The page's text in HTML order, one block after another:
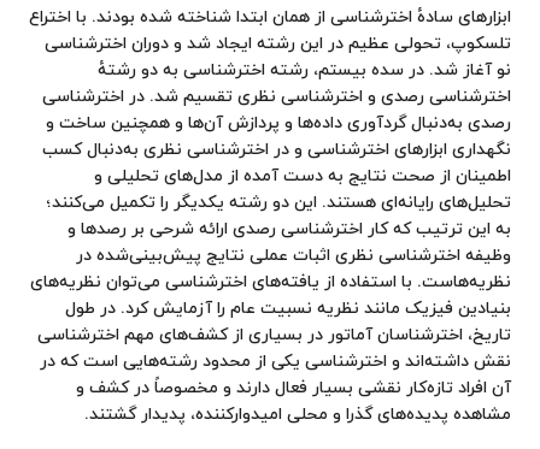
ابزارهای سادهٔ اخترشناسی از همان ابتدا شناخته‌ شده بودند. با اختراع
تلسکوپ، تحولی عظیم در این رشته ایجاد شد و دوران اخترشناسی
نو آغاز شد. در سده بیستم، رشته اخترشناسی به دو رشتهٔ
اخترشناسی رصدی و اخترشناسی نظری تقسیم شد. در اخترشناسی
رصدی به‌دنبال گردآوری داده‌ها و پردازش آن‌ها و همچنین ساخت و
نگهداری ابزارهای اخترشناسی و در اخترشناسی نظری به‌دنبال کسب
اطمینان از صحت نتایج به دست‌ آمده از مدل‌های تحلیلی و
تحلیل‌های رایانه‌ای هستند. این دو رشته یکدیگر را تکمیل می‌کنند؛
به این ترتیب که کار اخترشناسی رصدی ارائه شرحی بر رصدها و
وظیفه اخترشناسی نظری اثبات عملی نتایج پیش‌بینی‌شده در
نظریه‌هاست. با استفاده از یافته‌های اخترشناسی می‌توان نظریه‌های
بنیادین فیزیک مانند نظریه نسبیت عام را آزمایش کرد. در طول
تاریخ، اخترشناسان آماتور در بسیاری از کشف‌های مهم اخترشناسی
نقش داشته‌اند و اخترشناسی یکی از محدود رشته‌هایی است که در
آن افراد تازه‌کار نقشی بسیار فعال دارند و مخصوصاً در کشف و
مشاهده پدیده‌های گذرا و محلی امیدوارکننده، پدیدار گشتند.